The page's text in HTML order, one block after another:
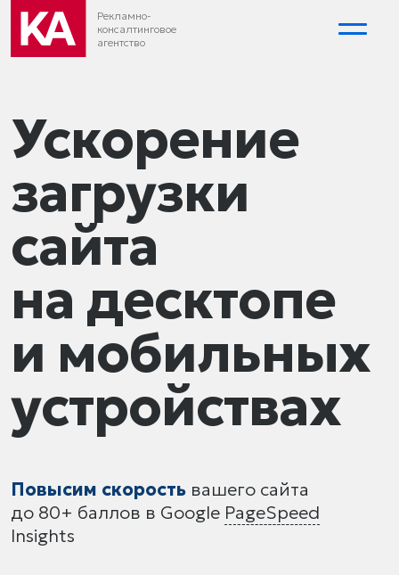
Рекламно-
консалтинговое
агентство
Ускорение
загрузки
сайта
на десктопе
и мобильных
устройствах
Повысим скорость вашего сайта
до 80+ баллов в Google PageSpeed
Insights